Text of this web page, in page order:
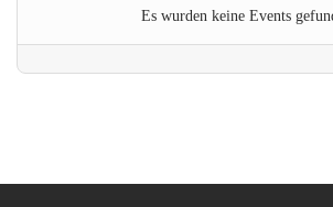
Es wurden keine Events